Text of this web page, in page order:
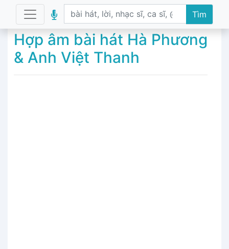
Tìm
Hợp âm bài hát Hà Phương
& Anh Việt Thanh